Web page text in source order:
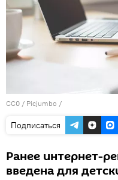
CC0 / Picjumbo /
Подписаться
Ранее интернет-
введена для